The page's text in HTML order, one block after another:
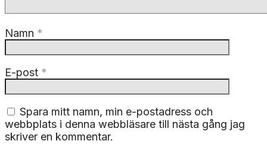
Namn *
E-post *
Spara mitt namn, min e-postadress och
webbplats i denna webbläsare till nästa gång jag
skriver en kommentar.